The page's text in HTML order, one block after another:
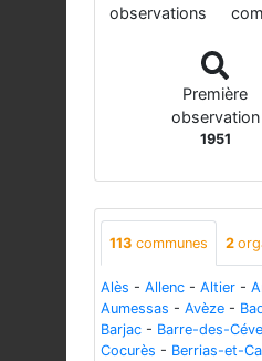
observations
Première
observation
1951
113 communes 2
Alès - Allenc - Altier -
Aumessas - Avèze -
Barjac - Barre-des-
Cocurès - Berrias-et-